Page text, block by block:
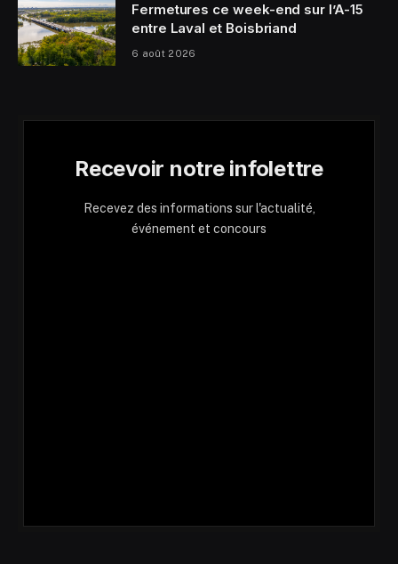
Fermetures ce week-end sur l’A-15
entre Laval et Boisbriand
6 août 2026
Recevoir notre infolettre
Recevez des informations sur l'actualité,
événement et concours